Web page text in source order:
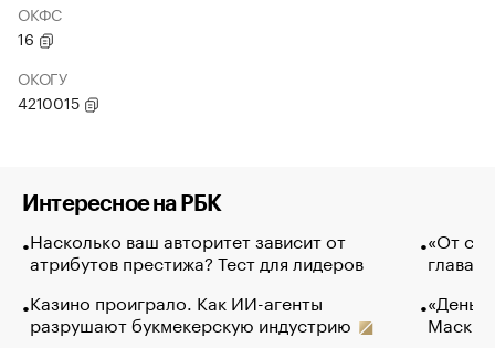
ОКФС
16
ОКОГУ
4210015
Интересное на РБК
Насколько ваш авторитет зависит от
атрибутов престижа? Тест для лидеров
Казино проиграло. Как ИИ-агенты
разрушают букмекерскую индустрию
«От
глава
Маск в